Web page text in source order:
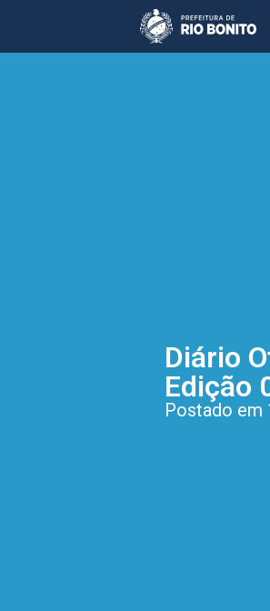
Diário
Edição
Postado